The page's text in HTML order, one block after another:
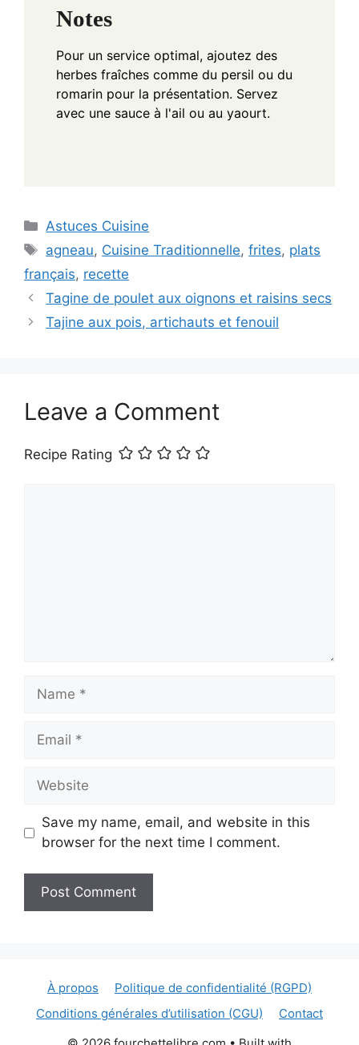
Notes
Pour un service optimal, ajoutez des
herbes fraîches comme du persil ou du
romarin pour la présentation. Servez
avec une sauce à l'ail ou au yaourt.
Categories
Astuces Cuisine
Tags
agneau, Cuisine Traditionnelle,frites, plats
français, recette
Tagine de poulet aux oignons et raisins secs
Tajine aux pois, artichauts et fenouil
Leave a Comment
Recipe Rating
Name
Email
Website
Save my name, email, and website in this
browser for the next time I comment.
À propos
Politique de confidentialité (RGPD)
Conditions générales d’utilisation (CGU)
Contact